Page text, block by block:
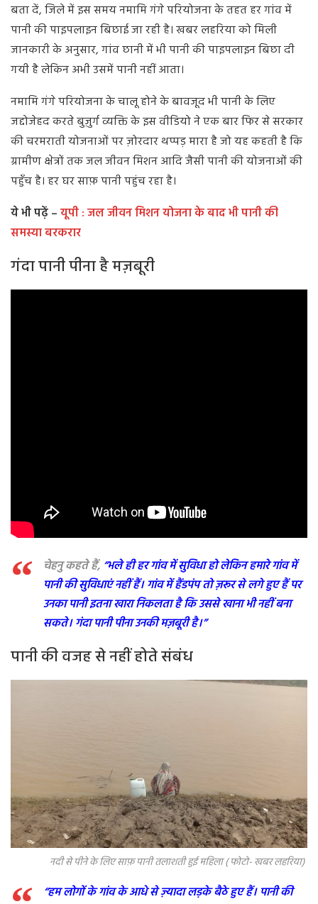
बता दें, जिले में इस समय नमामि गंगे परियोजना के तहत हर गांव में
पानी की पाइपलाइन बिछाई जा रही है। खबर लहरिया को मिली
जानकारी के अनुसार, गांव छानी में भी पानी की पाइपलाइन बिछा दी
गयी है लेकिन अभी उसमें पानी नहीं आता।
नमामि गंगे परियोजना के चालू होने के बावजूद भी पानी के लिए
जद्दोजेहद करते बुज़ुर्ग व्यक्ति के इस वीडियो ने एक बार फिर से सरकार
की चरमराती योजनाओं पर ज़ोरदार थप्पड़ मारा है जो यह कहती है कि
ग्रामीण क्षेत्रों तक जल जीवन मिशन आदि जैसी पानी की योजनाओं की
पहुँच है। हर घर साफ़ पानी पहुंच रहा है।
ये भी पढ़ें –यूपी : जल जीवन मिशन योजना के बाद भी पानी की
समस्या बरकरार
गंदा पानी पीना है मज़बूरी
चेहनु कहते हैं, “भले ही हर गांव में सुविधा हो लेकिन हमारे गांव में
पानी की सुविधाएं नहीं हैं। गांव में हैंडपंप तो ज़रूर से लगे हुए हैं पर
उनका पानी इतना खारा निकलता है कि उससे खाना भी नहीं बना
सकते। गंदा पानी पीना उनकी मज़बूरी है।”
पानी की वजह से नहीं होते संबंध
नदी से पीने के लिए साफ़ पानी तलाशती हुई महिला ( फोटो- खबर लहरिया)
“हम लोगों के गांव के आधे से ज़्यादा लड़के बैठे हुए हैं। पानी की